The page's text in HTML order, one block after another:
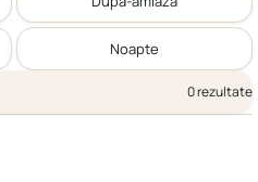
Noapte
0 rezultate